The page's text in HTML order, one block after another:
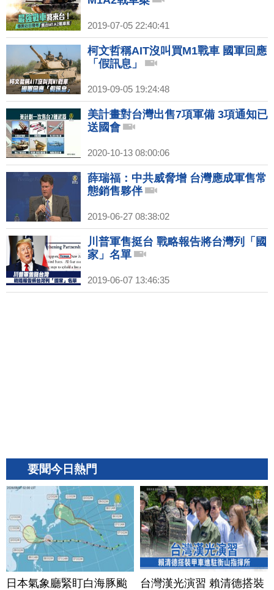
2019-07-05 22:40:41
柯文哲稱AIT沒叫買M1戰車 國軍回應
「假訊息」
2019-09-05 19:24:48
美計畫對台灣出售7項軍備 3項通知已
送國會
2020-10-13 08:00:06
薛瑞福：中共威脅增 台灣應成軍售常
態銷售夥伴
2019-06-27 08:38:02
川普軍售挺台 戰略報告將台灣列「國
家」名單
2019-06-07 13:46:35
要聞今日熱門
日本氣象廳緊盯白海豚颱
台灣漢光演習 賴清德搭裝